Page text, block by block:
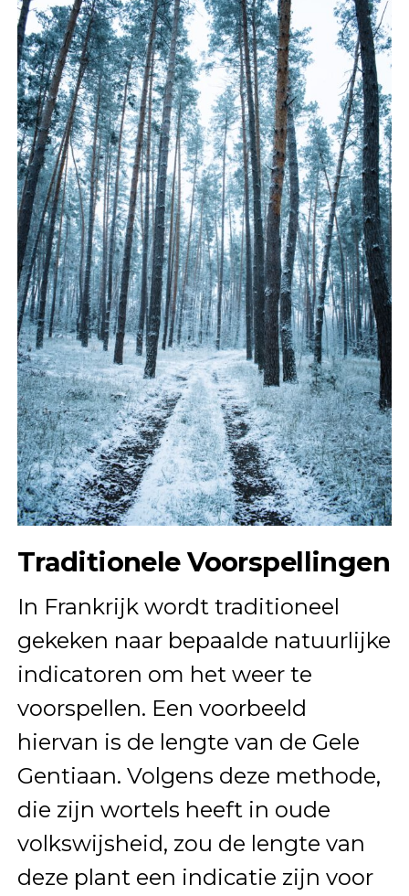
Traditionele Voorspellingen
In Frankrijk wordt traditioneel
gekeken naar bepaalde natuurlijke
indicatoren om het weer te
voorspellen. Een voorbeeld
hiervan is de lengte van de Gele
Gentiaan. Volgens deze methode,
die zijn wortels heeft in oude
volkswijsheid, zou de lengte van
deze plant een indicatie zijn voor